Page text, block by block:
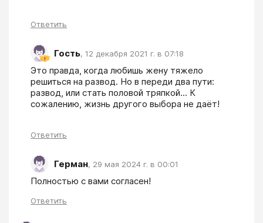
Ответить
Гость, 12 декабря 2021 г. в 07:18
Это правда, когда любишь жену тяжело
решиться на развод. Но в переди два пути:
развод, или стать половой тряпкой... К
сожалению, жизнь другого выбора не даёт!
Ответить
Герман, 29 мая 2024 г. в 00:01
Полностью с вами согласен!
Ответить